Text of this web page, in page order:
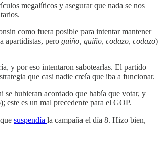
megalíticos y asegurar que nada se nos
como fuera posible para intentar mantener
apartidistas, pero guiño, guiño, codazo, codazo)
y por eso intentaron sabotearlas. El partido
que casi nadie creía que iba a funcionar.
se hubieran acordado que había que votar, y
este es un mal precedente para el GOP.
suspendía la campaña el día 8. Hizo bien,